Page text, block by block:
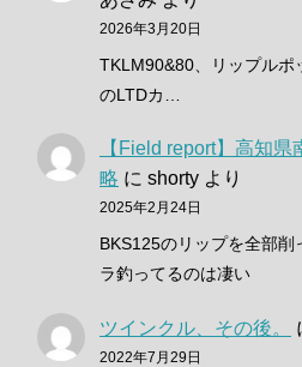
2026年3月20日
TKLM90&80、リップルポ
のLTDカ…
【Field report】高知
略 に shorty より
2025年2月24日
BKS125のリップを全部
ラ釣ってるのは凄い
ツインクル、その後。
2022年7月29日